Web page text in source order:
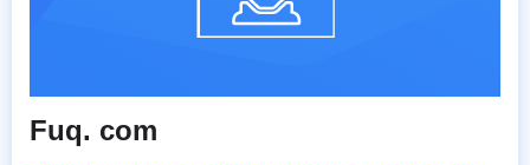
Fuq. com